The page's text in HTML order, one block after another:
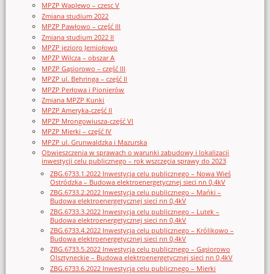
MPZP Waplewo – czesc V
Zmiana studium 2022
MPZP Pawłowo – część III
Zmiana studium 2022 II
MPZP jezioro Jemiołowo
MPZP Wilcza – obszar A
MPZP Gąsiorowo – część III
MPZP ul. Behringa – część II
MPZP Perłowa i Pionierów
Zmiana MPZP Kunki
MPZP Ameryka-część II
MPZP Mrongowiusza-część VI
MPZP Mierki – część IV
MPZP ul. Grunwaldzka i Mazurska
Obwieszczenia w sprawach o warunki zabudowy i lokalizacji
inwestycji celu publicznego – rok wszczęcia sprawy do 2023
ZBG.6733.1.2022 Inwestycja celu publicznego – Nowa Wieś
Ostródzka – Budowa elektroenergetycznej sieci nn 0,4kV
ZBG.6733.2.2022 Inwestycja celu publicznego – Mańki –
Budowa elektroenergetycznej sieci nn 0,4kV
ZBG.6733.3.2022 Inwestycja celu publicznego – Lutek –
Budowa elektroenergetycznej sieci nn 0,4kV
ZBG.6733.4.2022 Inwestycja celu publicznego – Królikowo –
Budowa elektroenergetycznej sieci nn 0,4kV
ZBG.6733.5.2022 Inwestycja celu publicznego – Gąsiorowo
Olsztyneckie – Budowa elektroenergetycznej sieci nn 0,4kV
ZBG.6733.6.2022 Inwestycja celu publicznego – Mierki